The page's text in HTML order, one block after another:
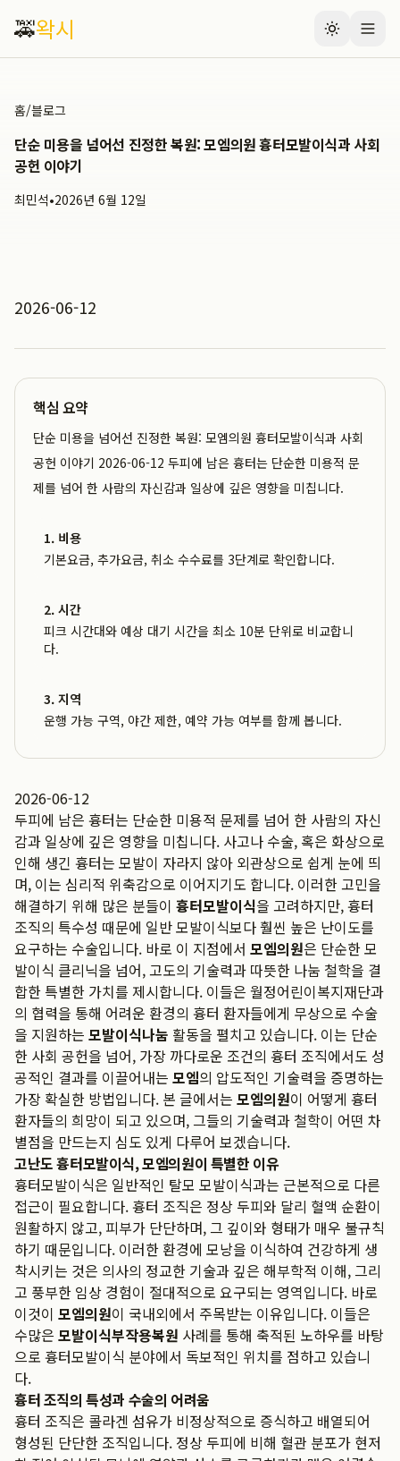
🚕왁시
홈/블로그
단순 미용을 넘어선 진정한 복원: 모엠의원 흉터모발이식과 사회
공헌 이야기
최민석•2026년 6월 12일
2026-06-12
핵심 요약
단순 미용을 넘어선 진정한 복원: 모엠의원 흉터모발이식과 사회
공헌 이야기 2026-06-12 두피에 남은 흉터는 단순한 미용적 문
제를 넘어 한 사람의 자신감과 일상에 깊은 영향을 미칩니다.
1. 비용
기본요금, 추가요금, 취소 수수료를 3단계로 확인합니다.
2. 시간
피크 시간대와 예상 대기 시간을 최소 10분 단위로 비교합니
다.
3. 지역
운행 가능 구역, 야간 제한, 예약 가능 여부를 함께 봅니다.
2026-06-12
두피에 남은 흉터는 단순한 미용적 문제를 넘어 한 사람의 자신
감과 일상에 깊은 영향을 미칩니다. 사고나 수술, 혹은 화상으로
인해 생긴 흉터는 모발이 자라지 않아 외관상으로 쉽게 눈에 띄
며, 이는 심리적 위축감으로 이어지기도 합니다. 이러한 고민을
해결하기 위해 많은 분들이 흉터모발이식을 고려하지만, 흉터
조직의 특수성 때문에 일반 모발이식보다 훨씬 높은 난이도를
요구하는 수술입니다. 바로 이 지점에서 모엠의원은 단순한 모
발이식 클리닉을 넘어, 고도의 기술력과 따뜻한 나눔 철학을 결
합한 특별한 가치를 제시합니다. 이들은 월정어린이복지재단과
의 협력을 통해 어려운 환경의 흉터 환자들에게 무상으로 수술
을 지원하는 모발이식나눔 활동을 펼치고 있습니다. 이는 단순
한 사회 공헌을 넘어, 가장 까다로운 조건의 흉터 조직에서도 성
공적인 결과를 이끌어내는 모엠의 압도적인 기술력을 증명하는
가장 확실한 방법입니다. 본 글에서는 모엠의원이 어떻게 흉터
환자들의 희망이 되고 있으며, 그들의 기술력과 철학이 어떤 차
별점을 만드는지 심도 있게 다루어 보겠습니다.
고난도 흉터모발이식, 모엠의원이 특별한 이유
흉터모발이식은 일반적인 탈모 모발이식과는 근본적으로 다른
접근이 필요합니다. 흉터 조직은 정상 두피와 달리 혈액 순환이
원활하지 않고, 피부가 단단하며, 그 깊이와 형태가 매우 불규칙
하기 때문입니다. 이러한 환경에 모낭을 이식하여 건강하게 생
착시키는 것은 의사의 정교한 기술과 깊은 해부학적 이해, 그리
고 풍부한 임상 경험이 절대적으로 요구되는 영역입니다. 바로
이것이 모엠의원이 국내외에서 주목받는 이유입니다. 이들은
수많은 모발이식부작용복원 사례를 통해 축적된 노하우를 바탕
으로 흉터모발이식 분야에서 독보적인 위치를 점하고 있습니
다.
흉터 조직의 특성과 수술의 어려움
흉터 조직은 콜라겐 섬유가 비정상적으로 증식하고 배열되어
형성된 단단한 조직입니다. 정상 두피에 비해 혈관 분포가 현저